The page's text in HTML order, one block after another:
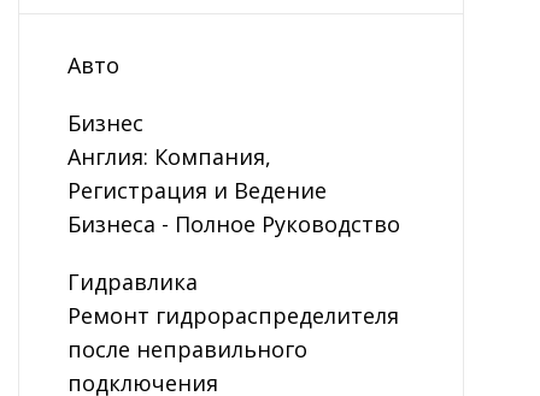
Авто
Бизнес
Англия: Компания,
Регистрация и Ведение
Бизнеса - Полное Руководство
Гидравлика
Ремонт гидрораспределителя
после неправильного
подключения